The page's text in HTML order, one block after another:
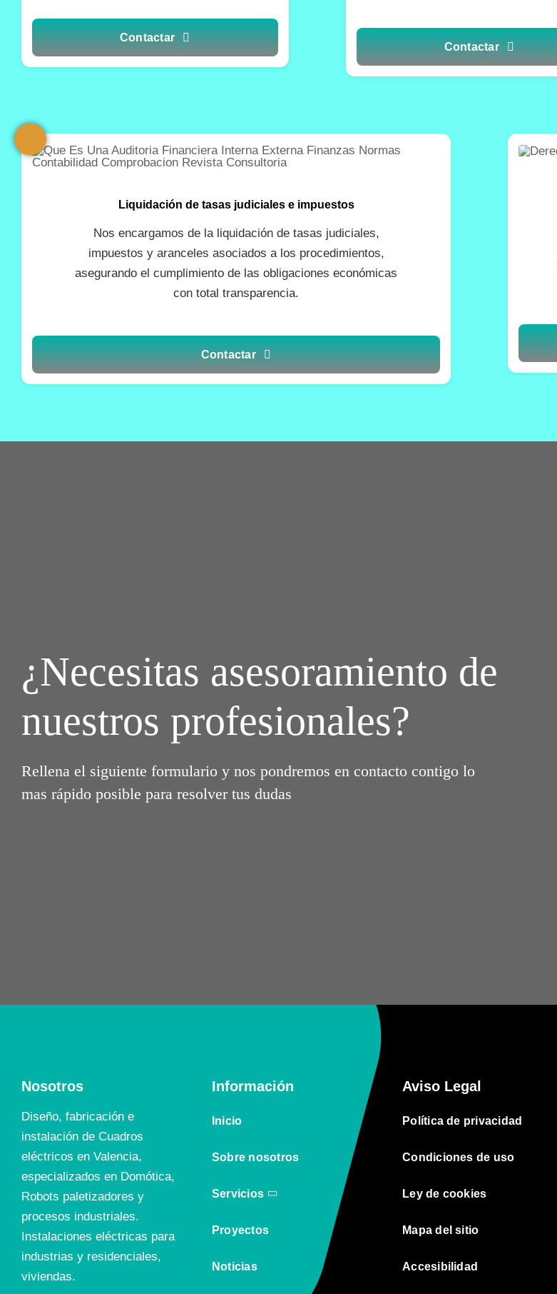
Contactar
Contactar
Liquidación de tasas judiciales e impuestos
Nos encargamos de la liquidación de tasas judiciales,
impuestos y aranceles asociados a los procedimientos,
asegurando el cumplimiento de las obligaciones económicas
con total transparencia.
Contactar
¿Necesitas asesoramiento de
nuestros profesionales?
Rellena el siguiente formulario y nos pondremos en contacto contigo lo
mas rápido posible para resolver tus dudas
Nosotros
Diseño, fabricación e
instalación de Cuadros
eléctricos en Valencia,
especializados en Domótica,
Robots paletizadores y
procesos industriales.
Instalaciones eléctricas para
industrias y residenciales,
viviendas.
Información
Inicio
Sobre nosotros
Servicios
Proyectos
Noticias
Aviso Legal
Política de privacidad
Condiciones de uso
Ley de cookies
Mapa del sitio
Accesibilidad